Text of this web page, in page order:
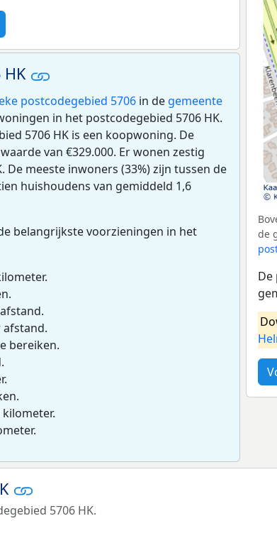
postcodegebied 5706 in de gemeente
in het postcodegebied 5706 HK.
5706 HK is een koopwoning. De
waarde van €329.000. Er wonen zestig
meeste inwoners (33%) zijn tussen de
huishoudens van gemiddeld 1,6
belangrijkste voorzieningen in het
afstand.
bereiken.
de
De
5706 HK.